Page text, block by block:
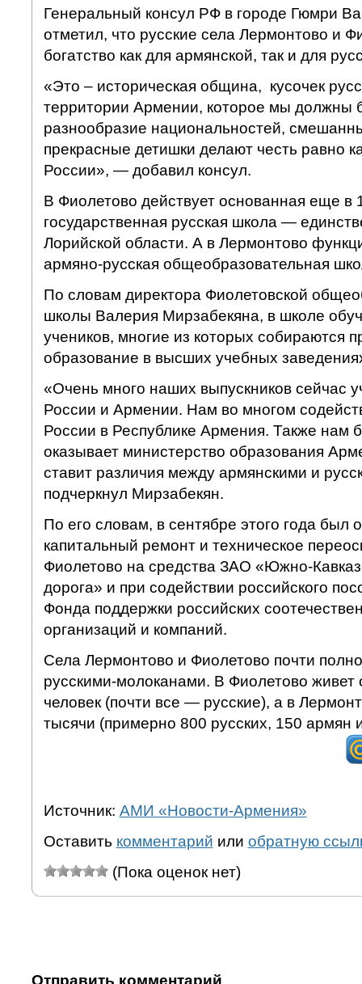
Генеральный консул РФ в городе Гюмри
отметил, что русские села Лермонтово и
богатство как для армянской, так и для
«Это – историческая община, кусочек
территории Армении, которое мы должны
разнообразие национальностей,
прекрасные детишки делают честь равно
России», — добавил консул.
В Фиолетово действует основанная еще в
государственная русская школа —
Лорийской области. А в Лермонтово
армяно-русская общеобразовательная
По словам директора Фиолетовской
школы Валерия Мирзабекяна, в школе
учеников, многие из которых собираются
образование в высших учебных
«Очень много наших выпускников сейчас
России и Армении. Нам во многом
России в Республике Армения. Также нам
оказывает министерство образования
ставит различия между армянскими и
подчеркнул Мирзабекян.
По его словам, в сентябре этого года был
капитальный ремонт и техническое
Фиолетово на средства ЗАО «Южно-
дорога» и при содействии российского
Фонда поддержки российских
организаций и компаний.
Села Лермонтово и Фиолетово почти
русскими-молоканами. В Фиолетово живет
человек (почти все — русские), а в
тысячи (примерно 800 русских, 150 армян
Источник: АМИ «Новости-Армения»
Оставить комментарий или обратную
(Пока оценок нет)
Отправить комментарий